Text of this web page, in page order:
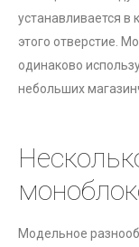
устанавливается в
этого отверстие.
одинаково
небольших
Модельное